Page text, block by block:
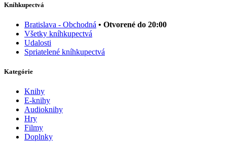
Kníhkupectvá
Bratislava - Obchodná • Otvorené do 20:00
Všetky kníhkupectvá
Udalosti
Spriatelené kníhkupectvá
Kategórie
Knihy
E-knihy
Audioknihy
Hry
Filmy
Doplnky